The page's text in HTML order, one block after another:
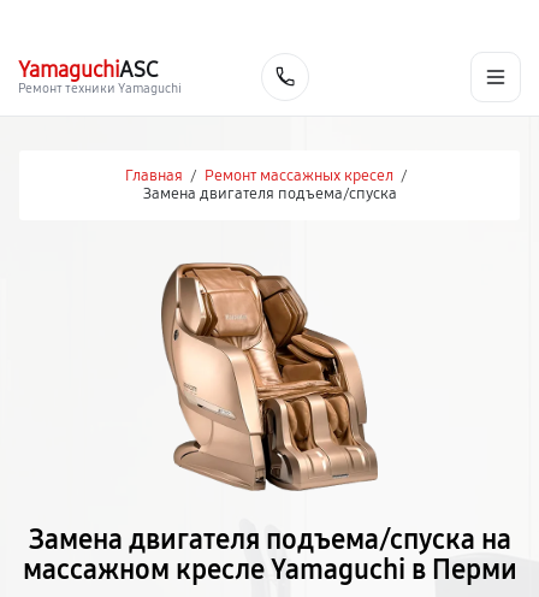
YamaguchiASC
Ремонт техники Yamaguchi
Главная / Ремонт массажных кресел /
Замена двигателя подъема/спуска
Замена двигателя подъема/спуска на
массажном кресле Yamaguchi в Перми